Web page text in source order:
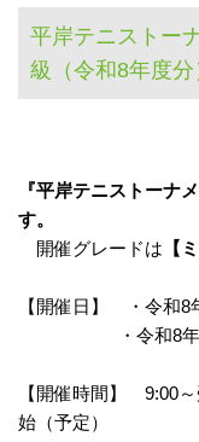
平岸テニストー
級（令和8年度分
『平岸テニストーナ
す。
開催グレードは 【
【開催日】 ・令和8
・令和8年10月
【開催時間】 9:00
始（予定）